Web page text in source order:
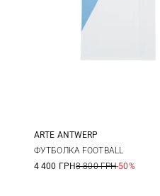
S M
ARTE ANTWERP
ФУТБОЛКА FOOTBALL
4 400 ГРН8 800 ГРН-50%